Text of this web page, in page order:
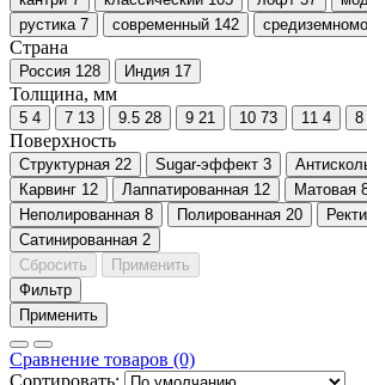
рустика 7 современный 142
Страна
Россия 128 Индия 17
Толщина, мм
5 4 7 13 9.5 28 9 21 10 73 11 4 8
Поверхность
Cтруктурная 22 Sugar-эффект 3
Карвинг 12 Лаппатированная 12 Матовая
Неполированная 8 Полированная 20
Сатинированная 2
Сбросить
Применить
Фильтр
Применить
Сравнение товаров (0)
Сортировать: